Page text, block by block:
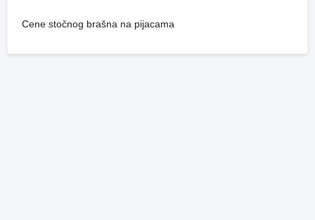
Cene stočnog brašna na pijacama